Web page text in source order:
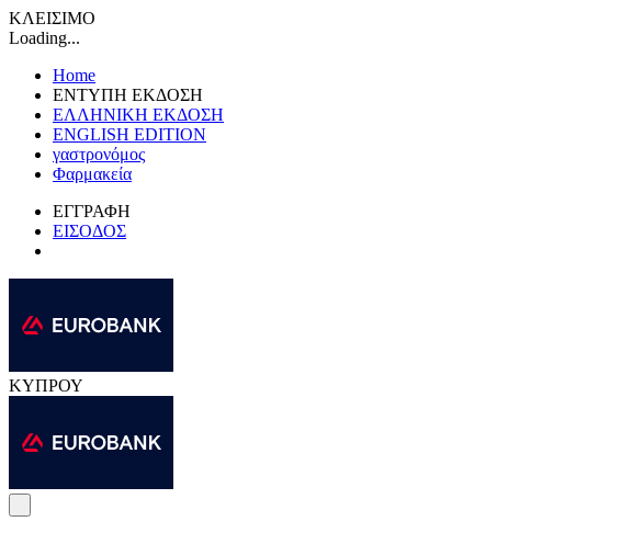
ΚΛΕΙΣΙΜΟ
Loading...
Home
ΕΝΤΥΠΗ ΕΚΔΟΣΗ
ΕΛΛΗΝΙΚΗ ΕΚΔΟΣΗ
ENGLISH EDITION
γαστρονόμος
Φαρμακεία
ΕΓΓΡΑΦΗ
ΕΙΣΟΔΟΣ
ΚΥΠΡΟΥ